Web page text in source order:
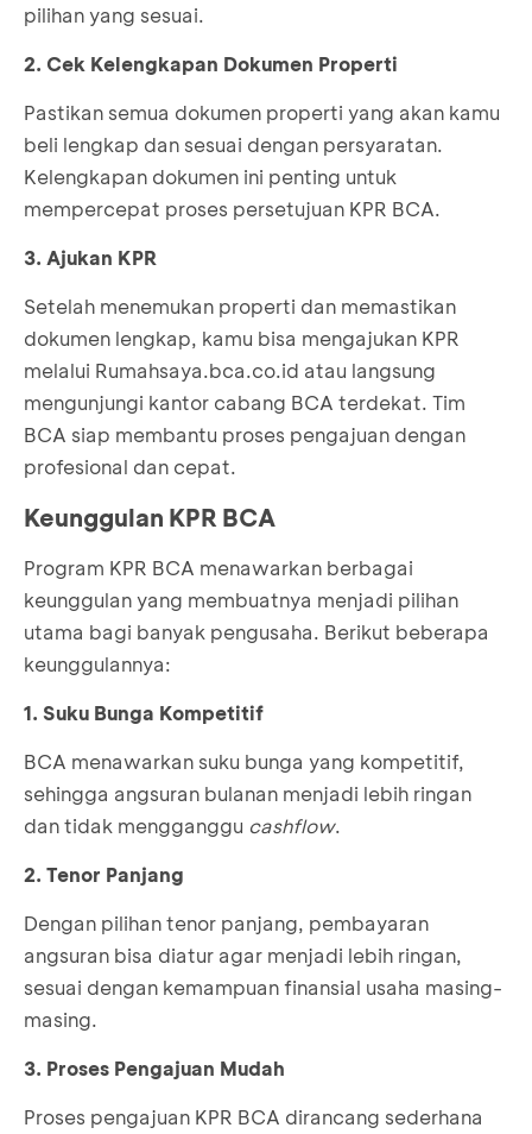
pilihan yang sesuai.
2. Cek Kelengkapan Dokumen Properti
Pastikan semua dokumen properti yang akan kamu
beli lengkap dan sesuai dengan persyaratan.
Kelengkapan dokumen ini penting untuk
mempercepat proses persetujuan KPR BCA.
3. Ajukan KPR
Setelah menemukan properti dan memastikan
dokumen lengkap, kamu bisa mengajukan KPR
melalui Rumahsaya.bca.co.id atau langsung
mengunjungi kantor cabang BCA terdekat. Tim
BCA siap membantu proses pengajuan dengan
profesional dan cepat.
Keunggulan KPR BCA
Program KPR BCA menawarkan berbagai
keunggulan yang membuatnya menjadi pilihan
utama bagi banyak pengusaha. Berikut beberapa
keunggulannya:
1. Suku Bunga Kompetitif
BCA menawarkan suku bunga yang kompetitif,
sehingga angsuran bulanan menjadi lebih ringan
dan tidak mengganggu cashflow.
2. Tenor Panjang
Dengan pilihan tenor panjang, pembayaran
angsuran bisa diatur agar menjadi lebih ringan,
sesuai dengan kemampuan finansial usaha masing-
masing.
3. Proses Pengajuan Mudah
Proses pengajuan KPR BCA dirancang sederhana